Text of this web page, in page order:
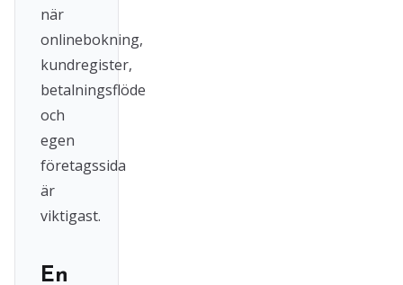
när
onlinebokning,
kundregister,
betalningsflöde
och
egen
företagssida
är
viktigast.
En